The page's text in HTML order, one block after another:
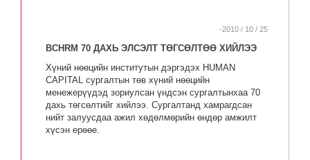
-2010 / 10 / 25
BCHRM 70 ДАХЬ ЭЛСЭЛТ ТӨГСӨЛТӨӨ ХИЙЛЭЭ
Хүний нөөцийн институтын дэргэдэх HUMAN
CAPITAL сургалтын төв хүний нөөцийн
менежерүүдэд зориулсан үндсэн сургалтынхаа 70
дахь төгсөлтийг хийлээ. Сургалтанд хамрагдсан
нийт залуусдаа ажил хөдөлмөрийн өндөр амжилт
хүсэн ерөөе.